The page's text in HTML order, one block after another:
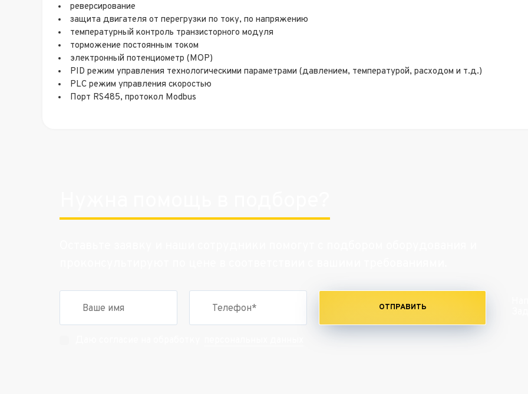
реверсирование
защита двигателя от перегрузки по току, по напряжению
температурный контроль транзисторного модуля
торможение постоянным током
электронный потенциометр (MOP)
PID режим управления технологическими параметрами (давлением, температурой, расходом и т.д.)
PLC режим управления скоростью
Порт RS485, протокол Modbus
ОТПРАВИТЬ